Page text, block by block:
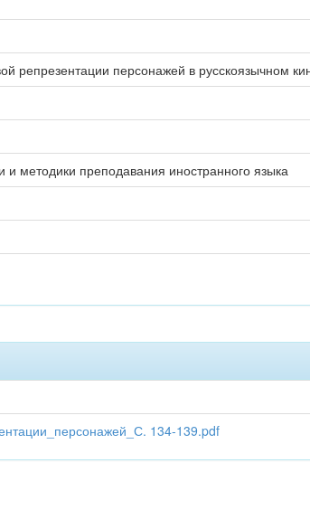
репрезентации персонажей в русскоязычном
и методики преподавания иностранного языка
134-139.pdf